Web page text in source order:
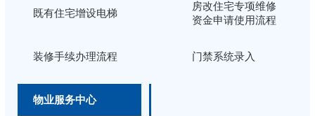
既有住宅增设电梯
房改住宅专项维修
资金申请使用流程
装修手续办理流程 门禁系统录入
物业服务中心